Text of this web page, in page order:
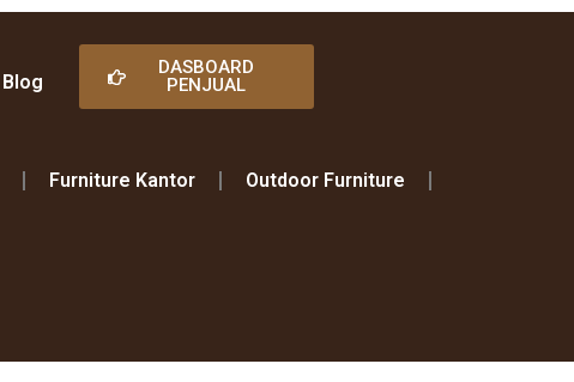
Blog
DASBOARD
PENJUAL
Furniture Kantor Outdoor Furniture